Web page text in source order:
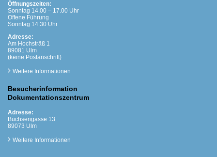
Öffnungszeiten:
Sonntag 14.00 – 17.00 Uhr
Offene Führung
Sonntag 14.30 Uhr
Adresse:
Am Hochsträß 1
89081 Ulm
(keine Postanschrift)
Weitere Informationen
Besucherinformation
Dokumentationszentrum
Adresse:
Büchsengasse 13
89073 Ulm
Weitere Informationen